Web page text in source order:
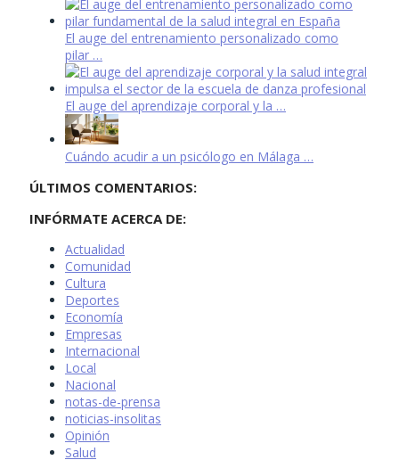
El auge del entrenamiento personalizado como
pilar …
El auge del aprendizaje corporal y la …
Cuándo acudir a un psicólogo en Málaga …
ÚLTIMOS COMENTARIOS:
INFÓRMATE ACERCA DE:
Actualidad
Comunidad
Cultura
Deportes
Economía
Empresas
Internacional
Local
Nacional
notas-de-prensa
noticias-insolitas
Opinión
Salud